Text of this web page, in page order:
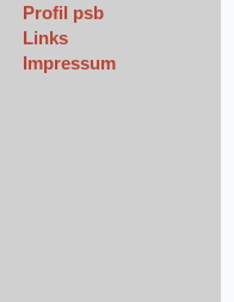
Profil psb
Links
Impressum